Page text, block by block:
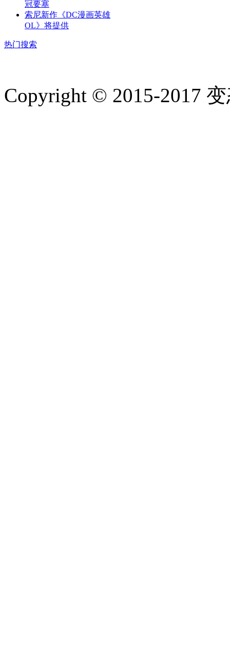
冠要塞
索尼新作《DC漫画英雄
OL》将提供
热门搜索
Copyright © 2015-2017